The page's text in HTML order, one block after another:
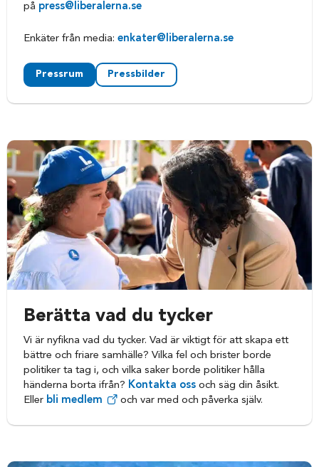
på press@liberalerna.se
Enkäter från media:enkater@liberalerna.se
Pressrum Pressbilder
Berätta vad du tycker
Vi är nyfikna vad du tycker. Vad är viktigt för att skapa ett
bättre och friare samhälle? Vilka fel och brister borde
politiker ta tag i, och vilka saker borde politiker hålla
händerna borta ifrån? Kontakta oss och säg din åsikt.
Eller bli medlem och var med och påverka själv.